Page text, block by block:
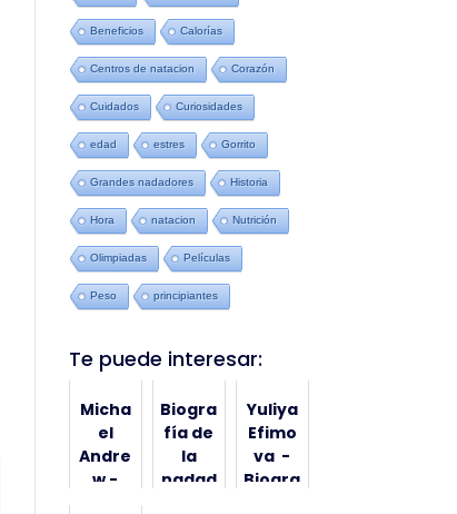
Beneficios Calorías
Centros de natacion Corazón
Cuidados Curiosidades
edad estres Gorrito
Grandes nadadores Historia
Hora natacion Nutrición
Olimpiadas Películas
Peso principiantes
Te puede interesar:
Micha
el
Andre
w -
Biogra
fía de
la
nadad
Yuliya
Efimo
va -
Biogra